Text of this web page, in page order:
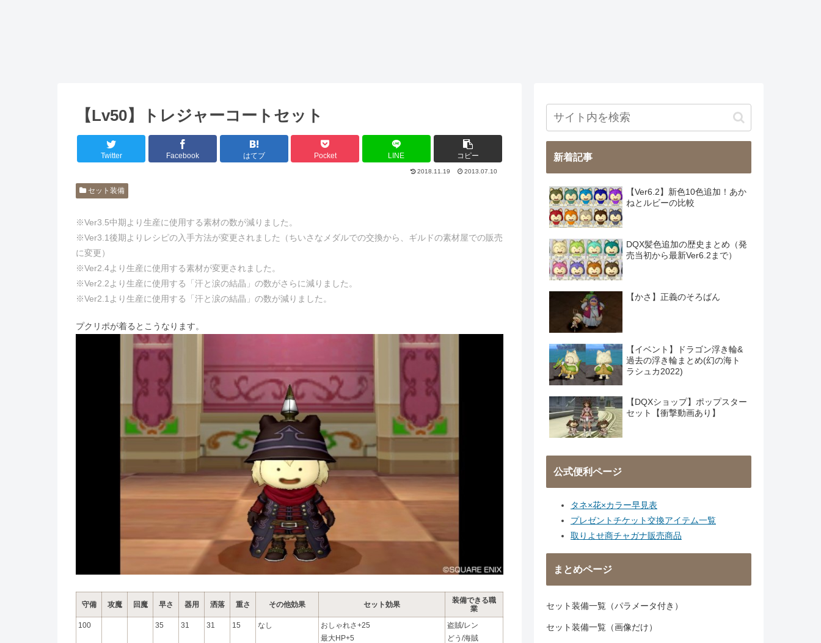
【Lv50】トレジャーコートセット
Twitter Facebook はてブ Pocket LINE コピー
2018.11.19 2013.07.10
セット装備
※Ver3.5中期より生産に使用する素材の数が減りました。
※Ver3.1後期よりレシピの入手方法が変更されました（ちいさなメダルでの交換から、ギルドの素材屋での販売
に変更）
※Ver2.4より生産に使用する素材が変更されました。
※Ver2.2より生産に使用する「汗と涙の結晶」の数がさらに減りました。
※Ver2.1より生産に使用する「汗と涙の結晶」の数が減りました。
プクリポが着るとこうなります。
守備 攻魔 回魔 早さ 器用 洒落 重さ その他効果 セット効果
装備できる職
業
100
35 31 31 15 なし
おしゃれさ+25
最大HP+5
盗賊/レン
どう/海賊
新着記事
【Ver6.2】新色10色追加！あか
ねとルビーの比較
DQX髪色追加の歴史まとめ（発
売当初から最新Ver6.2まで）
【かさ】正義のそろばん
【イベント】ドラゴン浮き輪&
過去の浮き輪まとめ(幻の海ト
ラシュカ2022)
【DQXショップ】ポップスター
セット【衝撃動画あり】
公式便利ページ
タネ×花×カラー早見表
プレゼントチケット交換アイテム一覧
取りよせ商チャガナ販売商品
まとめページ
セット装備一覧（パラメータ付き）
セット装備一覧（画像だけ）